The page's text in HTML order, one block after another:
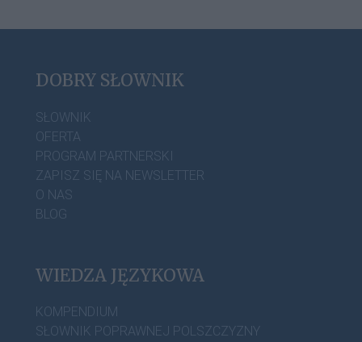
DOBRY SŁOWNIK
SŁOWNIK
OFERTA
PROGRAM PARTNERSKI
ZAPISZ SIĘ NA NEWSLETTER
O NAS
BLOG
WIEDZA JĘZYKOWA
KOMPENDIUM
SŁOWNIK POPRAWNEJ POLSZCZYZNY